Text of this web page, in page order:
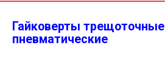
Гайковерты трещоточные
пневматические